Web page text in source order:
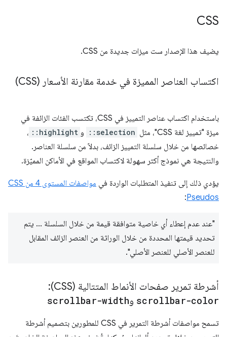
CSS
يضيف هذا الإصدار ست ميزات جديدة من CSS.
اكتساب العناصر المميزة في خدمة مقارنة الأسعار (CSS)
باستخدام اكتساب عناصر التمييز في CSS، تكتسب الفئات الزائفة في
ميزة "تمييز لغة CSS"، مثل
::selection و ::highlight ،
خصائصها من خلال سلسلة التمييز الزائف، بدلاً من سلسلة العناصر.
والنتيجة هي نموذج أكثر سهولة لاكتساب المواقع في الأماكن المميّزة.
يؤدي ذلك إلى تنفيذ المتطلبات الواردة في
مواصفات المستوى 4 من CSS
Pseudos
:
"عند عدم إعطاء أي خاصية متوافقة قيمة من خلال السلسلة ... يتم
تحديد قيمتها المحددة من خلال الوراثة من العنصر الزائف المقابل
للعنصر الأصلي للعنصر الأصلي".
أشرطة تمرير صفحات الأنماط المتتالية (CSS):
scrollbar-color وscrollbar-width
تسمح مواصفات أشرطة التمرير في CSS للمطورين بتصميم أشرطة